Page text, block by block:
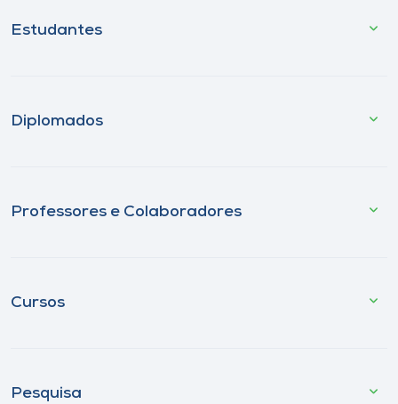
Estudantes
Diplomados
Professores e Colaboradores
Cursos
Pesquisa